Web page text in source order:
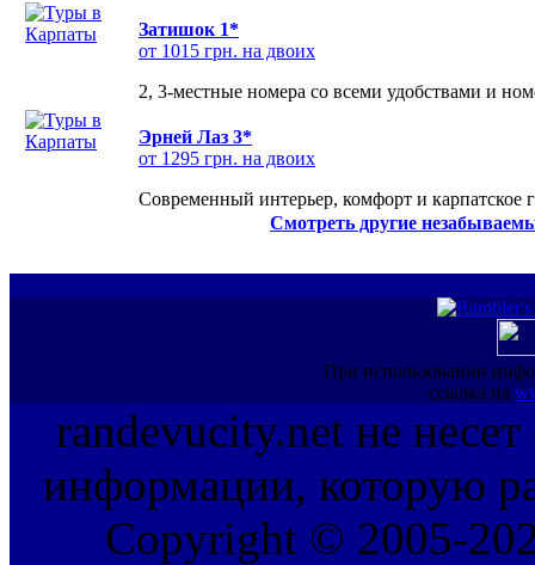
Затишок 1*
от 1015 грн. на двоих
2, 3-местные номера со всеми удобствами и
Эрней Лаз 3*
от 1295 грн. на двоих
Современный интерьер, комфорт и карпатское
Смотреть другие
При использовании
ссылка на
randevucity.net не несет
информации, которую
Copyright © 2005-